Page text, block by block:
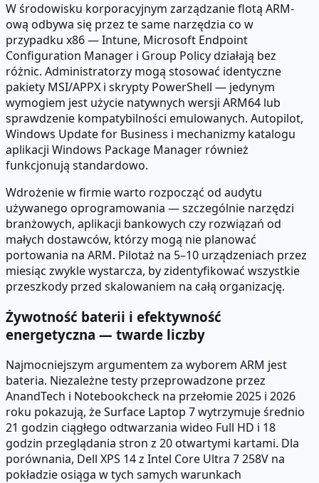
W środowisku korporacyjnym zarządzanie flotą ARM-
ową odbywa się przez te same narzędzia co w
przypadku x86 — Intune, Microsoft Endpoint
Configuration Manager i Group Policy działają bez
różnic. Administratorzy mogą stosować identyczne
pakiety MSI/APPX i skrypty PowerShell — jedynym
wymogiem jest użycie natywnych wersji ARM64 lub
sprawdzenie kompatybilności emulowanych. Autopilot,
Windows Update for Business i mechanizmy katalogu
aplikacji Windows Package Manager również
funkcjonują standardowo.
Wdrożenie w firmie warto rozpocząć od audytu
używanego oprogramowania — szczególnie narzędzi
branżowych, aplikacji bankowych czy rozwiązań od
małych dostawców, którzy mogą nie planować
portowania na ARM. Pilotaż na 5–10 urządzeniach przez
miesiąc zwykle wystarcza, by zidentyfikować wszystkie
przeszkody przed skalowaniem na całą organizację.
Żywotność baterii i efektywność
energetyczna — twarde liczby
Najmocniejszym argumentem za wyborem ARM jest
bateria. Niezależne testy przeprowadzone przez
AnandTech i Notebookcheck na przełomie 2025 i 2026
roku pokazują, że Surface Laptop 7 wytrzymuje średnio
21 godzin ciągłego odtwarzania wideo Full HD i 18
godzin przeglądania stron z 20 otwartymi kartami. Dla
porównania, Dell XPS 14 z Intel Core Ultra 7 258V na
pokładzie osiąga w tych samych warunkach